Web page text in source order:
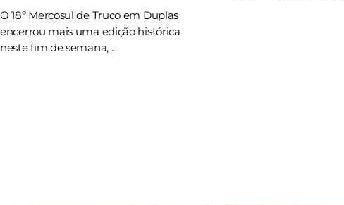
O 18º Mercosul de Truco em Duplas
encerrou mais uma edição histórica
neste fim de semana, ...